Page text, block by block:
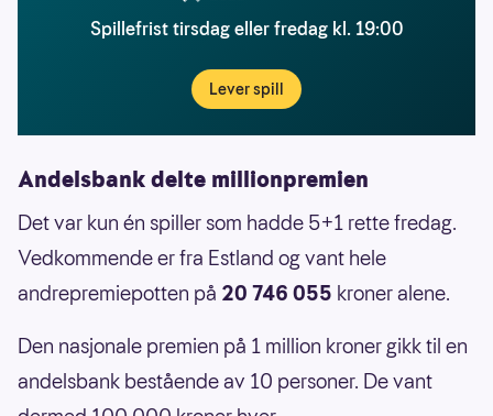
Spillefrist tirsdag eller fredag kl. 19:00
Lever spill
Andelsbank delte millionpremien
Det var kun én spiller som hadde 5+1 rette fredag.
Vedkommende er fra Estland og vant hele
andrepremiepotten på 20 746 055 kroner alene.
Den nasjonale premien på 1 million kroner gikk til en
andelsbank bestående av 10 personer. De vant